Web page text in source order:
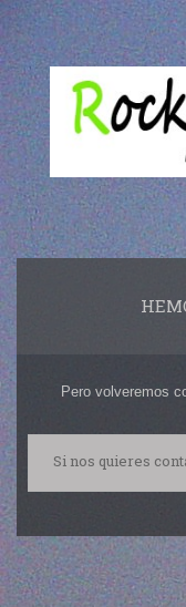
Pero volveremos